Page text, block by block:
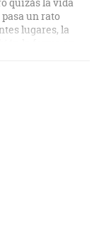
un rato
lugares, la
la forma en